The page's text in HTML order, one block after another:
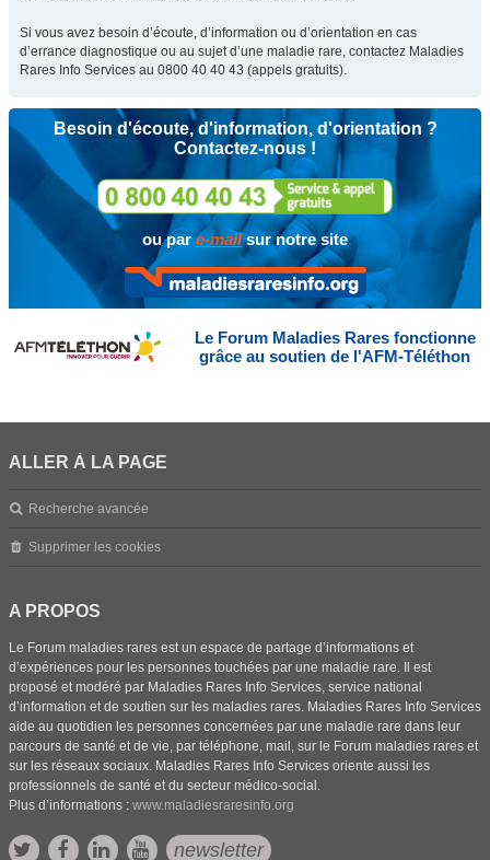
Si vous avez besoin d’écoute, d’information ou d’orientation en cas
d’errance diagnostique ou au sujet d’une maladie rare, contactez Maladies
Rares Info Services au 0800 40 40 43 (appels gratuits).
Besoin d'écoute, d'information, d'orientation ?
Contactez-nous !
ou pare-mailsur notre site
Le Forum Maladies Rares fonctionne
grâce au soutien de l'AFM-Téléthon
ALLER À LA PAGE
Recherche avancée
Supprimer les cookies
A PROPOS
Le Forum maladies rares est un espace de partage d’informations et
d’expériences pour les personnes touchées par une maladie rare. Il est
proposé et modéré par Maladies Rares Info Services, service national
d’information et de soutien sur les maladies rares. Maladies Rares Info Services
aide au quotidien les personnes concernées par une maladie rare dans leur
parcours de santé et de vie, par téléphone, mail, sur le Forum maladies rares et
sur les réseaux sociaux. Maladies Rares Info Services oriente aussi les
professionnels de santé et du secteur médico-social.
Plus d’informations : www.maladiesraresinfo.org
newsletter